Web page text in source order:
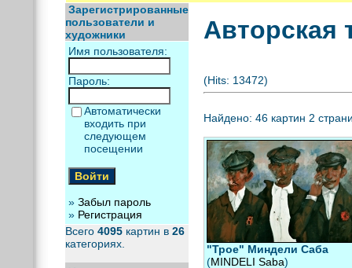
Зарегистрированные
пользователи и
художники
Имя пользователя:
Пароль:
Автоматически
входить при
следующем
посещении
» Забыл пароль
» Регистрация
Всего 4095 картин в 26
категориях.
Авторская
(Hits: 13472)
Найдено: 46 картин 2
"Трое" Миндели Саба
(MINDELI Saba)